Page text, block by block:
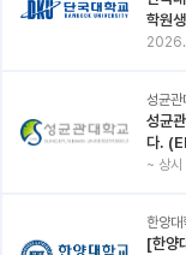
학원
성균
성균
다.
~ 상시
[한양